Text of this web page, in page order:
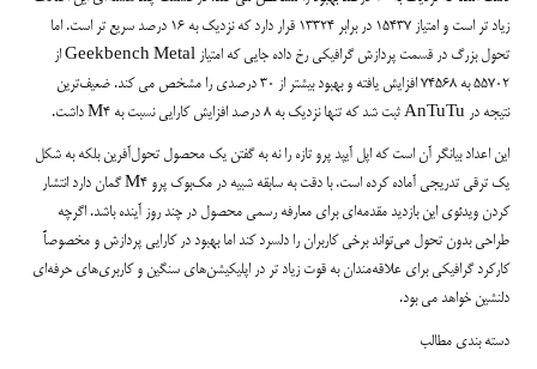
زیاد تر است و امتیاز 15437 در برابر 13324 قرار دارد که نزدیک به 16 درصد سریع تر است. اما
تحول بزرگ در قسمت پردازش گرافیکی رخ داده جایی که امتیاز Geekbench Metal از
55702 به 74568 افزایش یافته و بهبود بیشتر از 30 درصدی را مشخص می کند. ضعیف‌ترین
نتیجه در AnTuTu ثبت شد که تنها نزدیک به 8 درصد افزایش کارایی نسبت به M4 داشت.
این اعداد بیانگر آن است که اپل آیپد پرو تازه را نه به گفتن یک محصول تحول‌آفرین بلکه به شکل
یک ترقی تدریجی آماده کرده است. با دقت به سابقه شبیه در مک‌بوک پرو M4 گمان دارد انتشار
کردن ویدئوی این بازدید مقدمه‌ای برای معارفه رسمی محصول در چند روز آینده باشد. اگرچه
طراحی بدون تحول می‌تواند برخی کاربران را دلسرد کند اما بهبود در کارایی پردازش و مخصوصاً
کارکرد گرافیکی برای علاقه‌مندان به قوت زیاد تر در اپلیکیشن‌های سنگین و کاربری‌های حرفه‌ای
دلنشین خواهد می بود.
دسته بندی مطالب